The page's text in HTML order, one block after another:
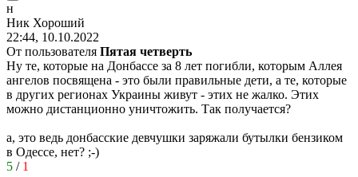
н
Ник Хороший
22:44, 10.10.2022
От пользователя Пятая четверть
Ну те, которые на Донбассе за 8 лет погибли, которым Аллея
ангелов посвящена - это были правильные дети, а те, которые
в других регионах Украины живут - этих не жалко. Этих
можно дистанционно уничтожить. Так получается?
а, это ведь донбасские девчушки заряжали бутылки бензиком
в Одессе, нет? ;-)
5 / 1